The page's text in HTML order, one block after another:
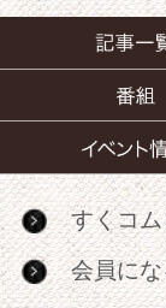
すくコ
会員に